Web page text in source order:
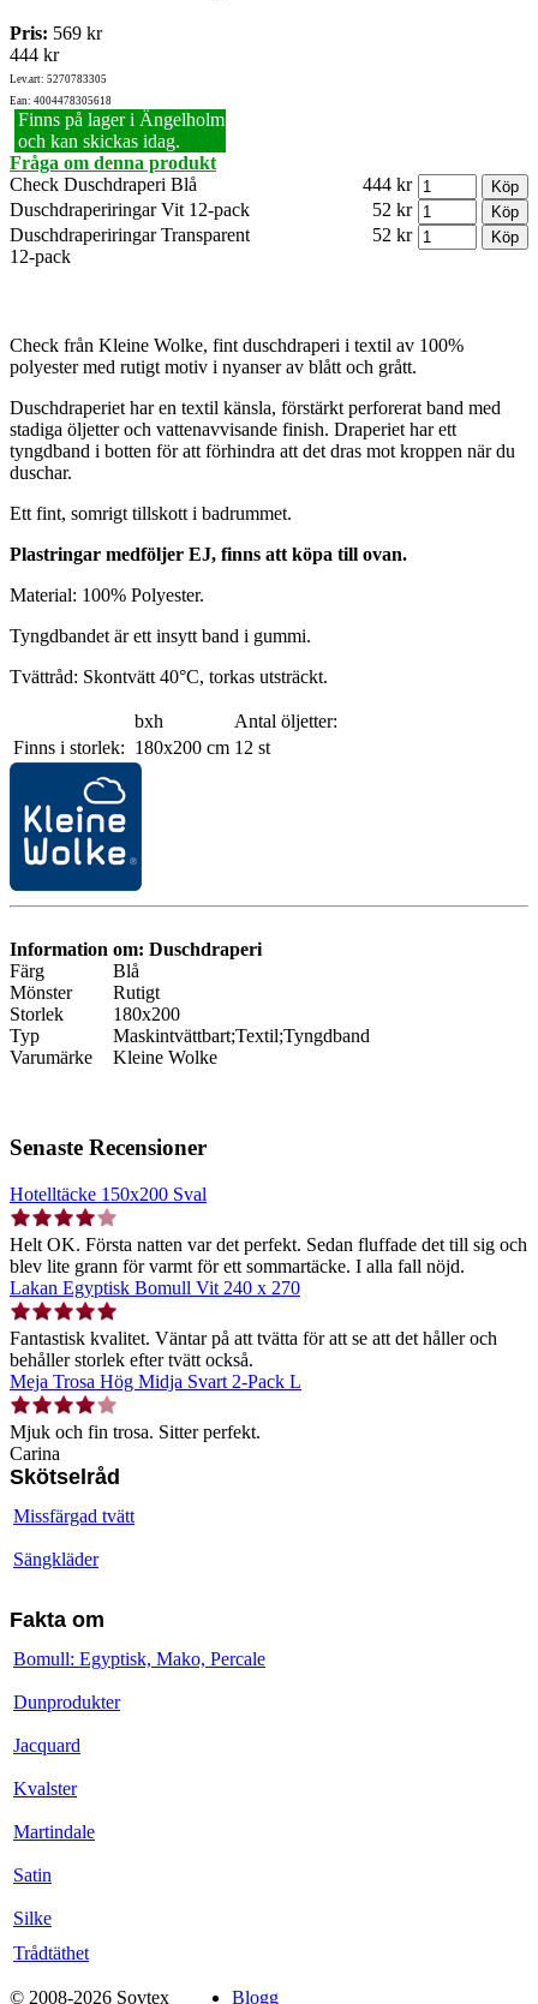
Pris: 569 kr
444 kr
Lev.art: 5270783305
Ean: 4004478305618
Finns på lager i Ängelholm
och kan skickas idag.
Fråga om denna produkt
Check Duschdraperi Blå
444 kr
Duschdraperiringar Vit 12-pack
52 kr
Duschdraperiringar Transparent
12-pack
52 kr
Check från Kleine Wolke, fint duschdraperi i textil av 100%
polyester med rutigt motiv i nyanser av blått och grått.
Duschdraperiet har en textil känsla, förstärkt perforerat band med
stadiga öljetter och vattenavvisande finish. Draperiet har ett
tyngdband i botten för att förhindra att det dras mot kroppen när du
duschar.
Ett fint, somrigt tillskott i badrummet.
Plastringar medföljer EJ, finns att köpa till ovan.
Material: 100% Polyester.
Tyngdbandet är ett insytt band i gummi.
Tvättråd: Skontvätt 40°C, torkas utsträckt.
bxh
Antal öljetter:
Finns i storlek: 180x200 cm 12 st
Information om: Duschdraperi
Färg
Blå
Mönster
Rutigt
Storlek
180x200
Typ
Maskintvättbart;Textil;Tyngdband
Varumärke
Kleine Wolke
Senaste Recensioner
Hotelltäcke 150x200 Sval
Helt OK. Första natten var det perfekt. Sedan fluffade det till sig och
blev lite grann för varmt för ett sommartäcke. I alla fall nöjd.
Lakan Egyptisk Bomull Vit 240 x 270
Fantastisk kvalitet. Väntar på att tvätta för att se att det håller och
behåller storlek efter tvätt också.
Meja Trosa Hög Midja Svart 2-Pack L
Mjuk och fin trosa. Sitter perfekt.
Carina
Skötselråd
Missfärgad tvätt
Sängkläder
Fakta om
Bomull: Egyptisk, Mako, Percale
Dunprodukter
Jacquard
Kvalster
Martindale
Satin
Silke
Trådtäthet
© 2008-2026 Sovtex Blogg